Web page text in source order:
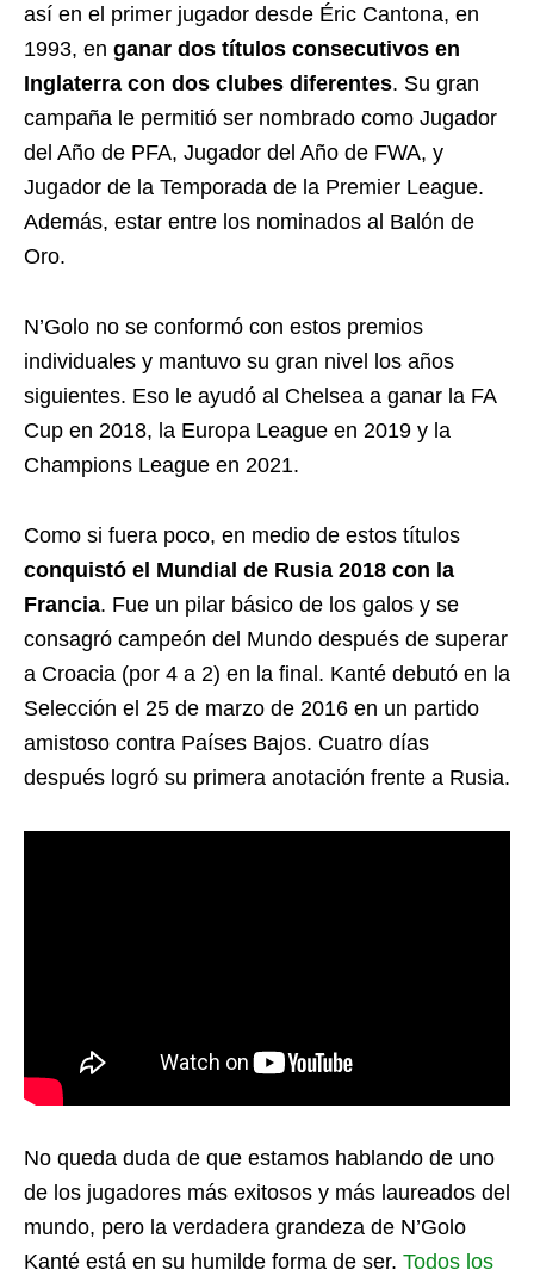
así en el primer jugador desde Éric Cantona, en
1993, en ganar dos títulos consecutivos en
Inglaterra con dos clubes diferentes. Su gran
campaña le permitió ser nombrado como Jugador
del Año de PFA, Jugador del Año de FWA, y
Jugador de la Temporada de la Premier League.
Además, estar entre los nominados al Balón de
Oro.
N’Golo no se conformó con estos premios
individuales y mantuvo su gran nivel los años
siguientes. Eso le ayudó al Chelsea a ganar la FA
Cup en 2018, la Europa League en 2019 y la
Champions League en 2021.
Como si fuera poco, en medio de estos títulos
conquistó el Mundial de Rusia 2018 con la
Francia. Fue un pilar básico de los galos y se
consagró campeón del Mundo después de superar
a Croacia (por 4 a 2) en la final. Kanté debutó en la
Selección el 25 de marzo de 2016 en un partido
amistoso contra Países Bajos. Cuatro días
después logró su primera anotación frente a Rusia.
No queda duda de que estamos hablando de uno
de los jugadores más exitosos y más laureados del
mundo, pero la verdadera grandeza de N’Golo
Kanté está en su humilde forma de ser. Todos los